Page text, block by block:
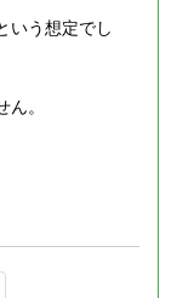
いう想定でし
。